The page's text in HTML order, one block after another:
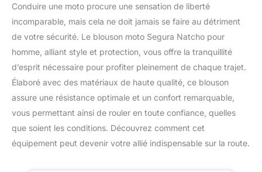
Conduire une moto procure une sensation de liberté
incomparable, mais cela ne doit jamais se faire au détriment
de votre sécurité. Le blouson moto Segura Natcho pour
homme, alliant style et protection, vous offre la tranquillité
d’esprit nécessaire pour profiter pleinement de chaque trajet.
Élaboré avec des matériaux de haute qualité, ce blouson
assure une résistance optimale et un confort remarquable,
vous permettant ainsi de rouler en toute confiance, quelles
que soient les conditions. Découvrez comment cet
équipement peut devenir votre allié indispensable sur la route.